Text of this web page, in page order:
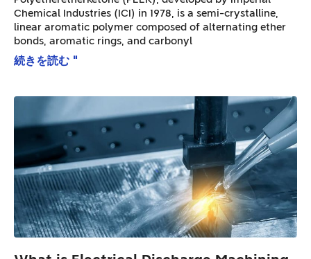
Chemical Industries (ICI) in 1978, is a semi-crystalline,
linear aromatic polymer composed of alternating ether
bonds, aromatic rings, and carbonyl
続きを読む "